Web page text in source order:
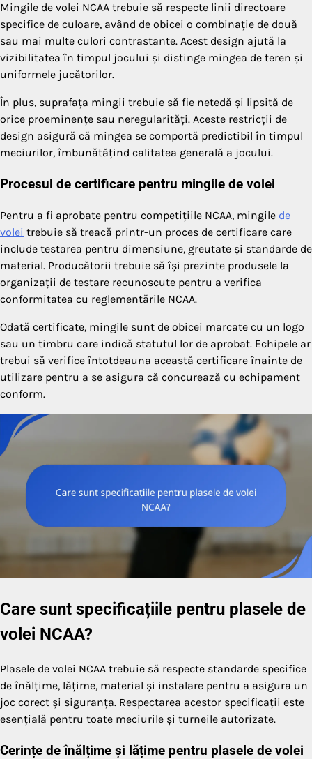
Mingile de volei NCAA trebuie să respecte linii directoare
specifice de culoare, având de obicei o combinație de două
sau mai multe culori contrastante. Acest design ajută la
vizibilitatea în timpul jocului și distinge mingea de teren și
uniformele jucătorilor.
În plus, suprafața mingii trebuie să fie netedă și lipsită de
orice proeminențe sau neregularități. Aceste restricții de
design asigură că mingea se comportă predictibil în timpul
meciurilor, îmbunătățind calitatea generală a jocului.
Procesul de certificare pentru mingile de volei
Pentru a fi aprobate pentru competițiile NCAA, mingile de
volei trebuie să treacă printr-un proces de certificare care
include testarea pentru dimensiune, greutate și standarde de
material. Producătorii trebuie să își prezinte produsele la
organizații de testare recunoscute pentru a verifica
conformitatea cu reglementările NCAA.
Odată certificate, mingile sunt de obicei marcate cu un logo
sau un timbru care indică statutul lor de aprobat. Echipele ar
trebui să verifice întotdeauna această certificare înainte de
utilizare pentru a se asigura că concurează cu echipament
conform.
Care sunt specificațiile pentru plasele de
volei NCAA?
Plasele de volei NCAA trebuie să respecte standarde specifice
de înălțime, lățime, material și instalare pentru a asigura un
joc corect și siguranța. Respectarea acestor specificații este
esențială pentru toate meciurile și turneile autorizate.
Cerințe de înălțime și lățime pentru plasele de volei